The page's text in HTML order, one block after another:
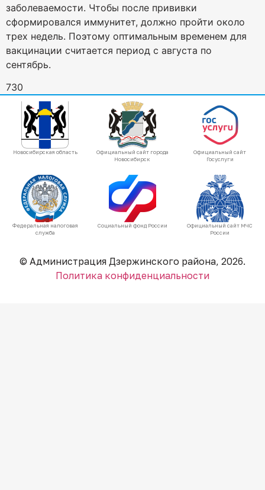
заболеваемости. Чтобы после прививки
сформировался иммунитет, должно пройти около
трех недель. Поэтому оптимальным временем для
вакцинации считается период с августа по
сентябрь.
730
Новосибирская область
Официальный сайт города
Новосибирск
Официальный сайт
Госуслуги
Федеральная налоговая
служба
Социальный фонд России
Официальный сайт МЧС
России
© Администрация Дзержинского района, 2026.
Политика конфиденциальности